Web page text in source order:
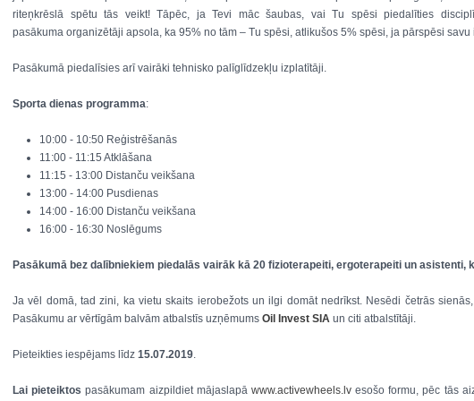
riteņkrēslā spētu tās veikt! Tāpēc, ja Tevi māc šaubas, vai Tu spēsi piedalīties
pasākuma organizētāji apsola, ka 95% no tām – Tu spēsi, atlikušos 5% spēsi, ja pārspēsi savu
Pasākumā piedalīsies arī vairāki tehnisko palīglīdzekļu izplatītāji.
Sporta dienas programma:
10:00 - 10:50 Reģistrēšanās
11:00 - 11:15 Atklāšana
11:15 - 13:00 Distanču veikšana
13:00 - 14:00 Pusdienas
14:00 - 16:00 Distanču veikšana
16:00 - 16:30 Noslēgums
Pasākumā bez dalībniekiem piedalās vairāk kā 20 fizioterapeiti, ergoterapeiti un asistenti,
Ja vēl domā, tad zini, ka vietu skaits ierobežots un ilgi domāt nedrīkst. Nesēdi četrās
Pasākumu ar vērtīgām balvām atbalstīs uzņēmums Oil Invest SIA un citi atbalstītāji.
Pieteikties iespējams līdz 15.07.2019.
Lai pieteiktos pasākumam aizpildiet mājaslapā www.activewheels.lvesošo formu, pēc tās